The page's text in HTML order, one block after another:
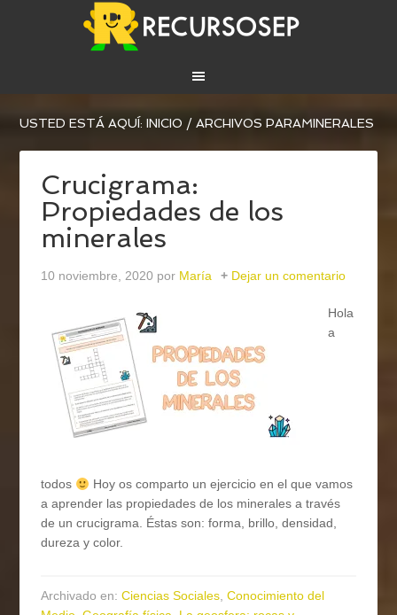
USTED ESTÁ AQUÍ:INICIO / ARCHIVOS PARAMINERALES
Crucigrama:
Propiedades de los
minerales
10 noviembre, 2020 por María Dejar un comentario
Hola
a
todos
Hoy os comparto un ejercicio en el que vamos
a aprender las propiedades de los minerales a través
de un crucigrama. Éstas son: forma, brillo, densidad,
dureza y color.
Archivado en:Ciencias Sociales,Conocimiento del